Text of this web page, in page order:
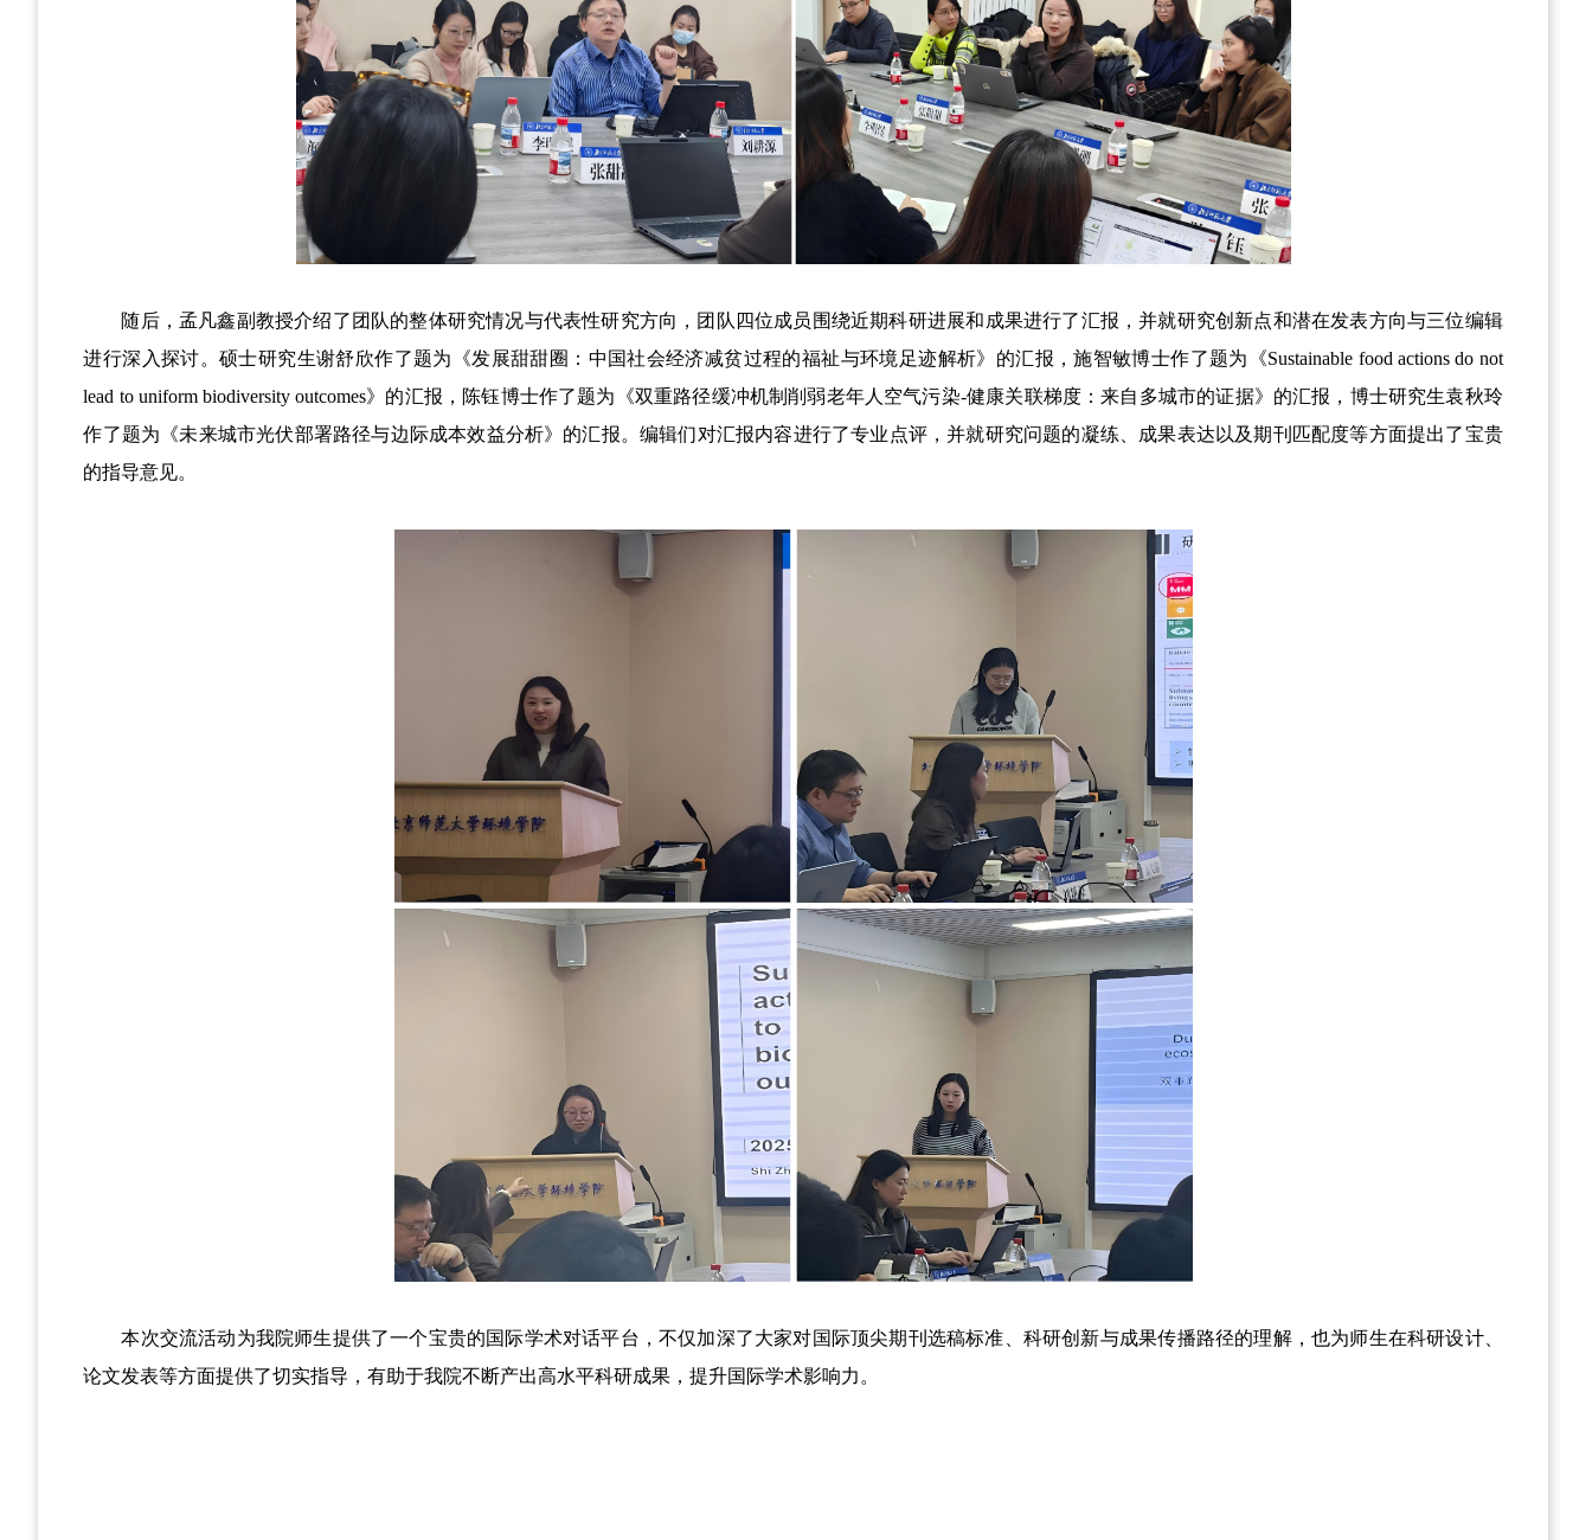
随后，孟凡鑫副教授介绍了团队的整体研究情况与代表性研究方向，团队 四位成员 围绕近期科研进展和成果进行了汇报，并就研究创新点和潜在发表方向与三位编辑
进行深入探讨。硕士研究生谢舒欣作了题为 《发展甜甜圈 ： 中国社会经济减贫过程的福祉与环境足迹解析》的汇报，施智敏博士作了题为 《Sustainable food actions do not
lead to uniform biodiversity outcomes》的汇报，陈钰博士作了题为 《双重路径缓冲机制削弱老年人空气污染-健康关联梯度：来自多城市的证据》的汇报，博士研究生袁秋玲
作了题为《未来城市光伏部署路径与边际成本效益分析》的汇报。编辑们对汇报内容进行了专业点评，并就研究问题的凝练、成果表达以及期刊匹配度等方面提出了宝贵
的指导意见。
本次交流活动为我院师生提供了一个宝贵的国际学术对话平台，不仅加深了大家对国际顶尖期刊选稿标准、科研创新与成果传播路径的理解，也为师生在科研设计、
论文发表等方面提供了切实指导，有助于我院不断产出高水平科研成果，提升国际学术影响力。